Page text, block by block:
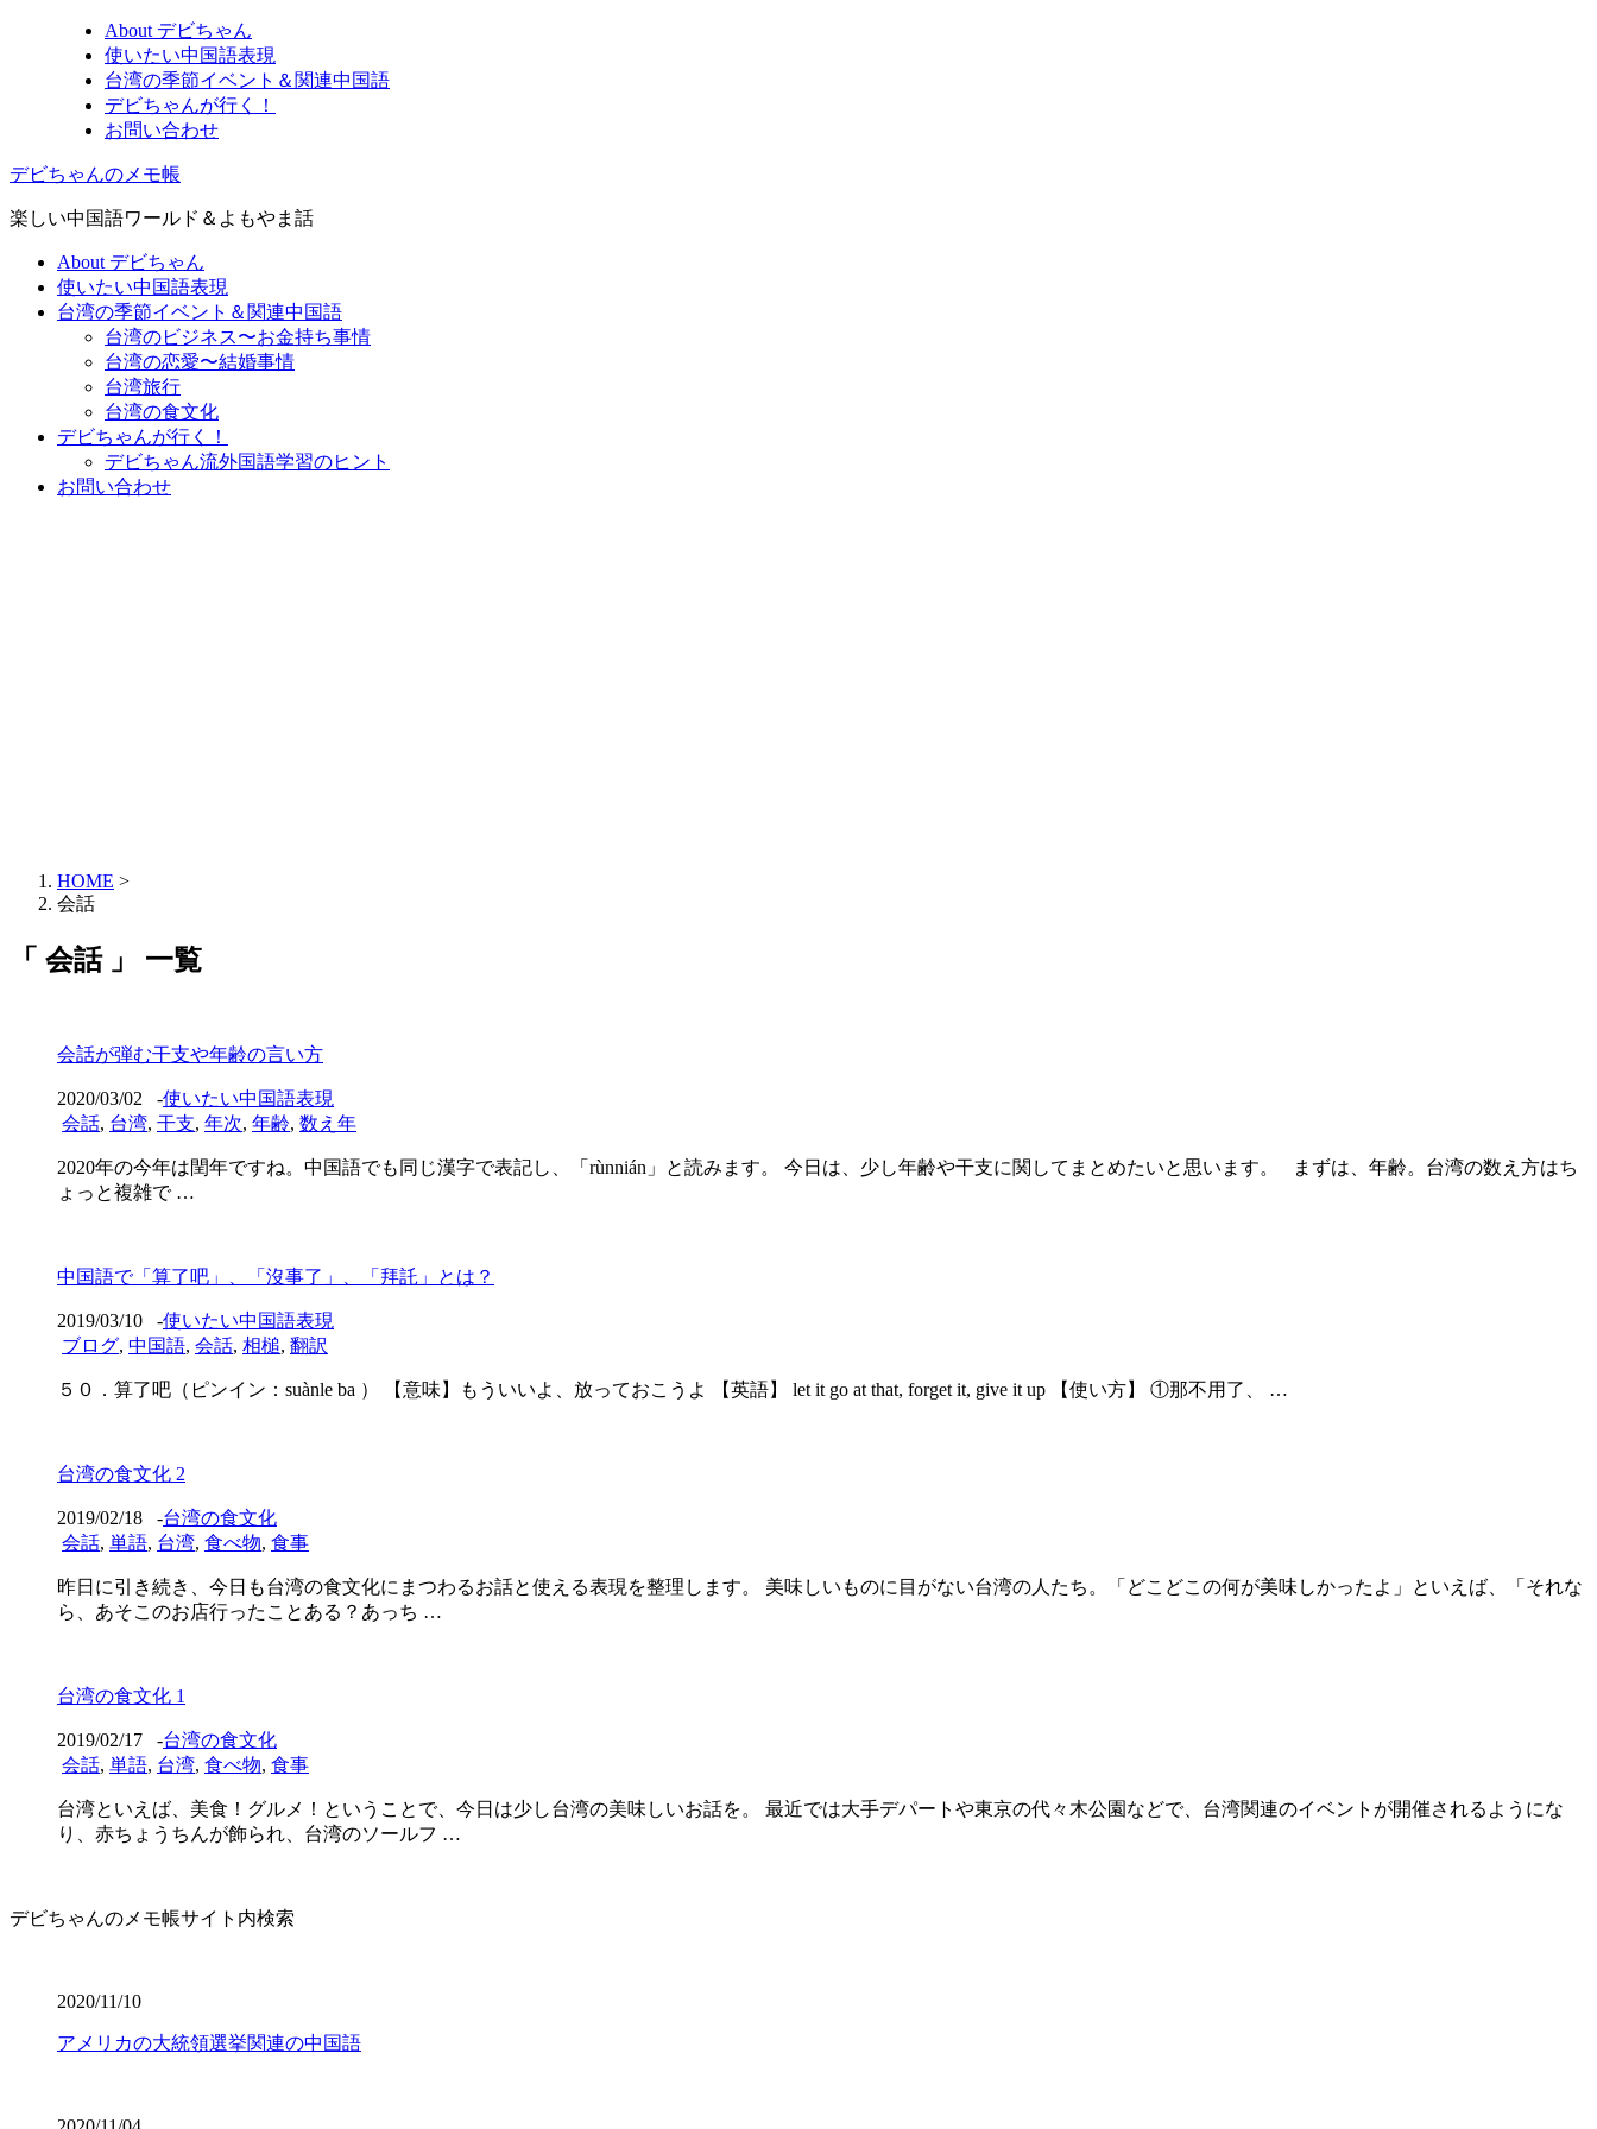
About デビちゃん
使いたい中国語表現
台湾の季節イベント＆関連中国語
デビちゃんが行く！
お問い合わせ
デビちゃんのメモ帳
楽しい中国語ワールド＆よもやま話
About デビちゃん
使いたい中国語表現
台湾の季節イベント＆関連中国語
台湾のビジネス〜お金持ち事情
台湾の恋愛〜結婚事情
台湾旅行
台湾の食文化
デビちゃんが行く！
デビちゃん流外国語学習のヒント
お問い合わせ
HOME >
会話
「 会話 」 一覧
会話が弾む干支や年齢の言い方
2020/03/02 -使いたい中国語表現
会話, 台湾, 干支, 年次, 年齢, 数え年
2020年の今年は閏年ですね。中国語でも同じ漢字で表記し、「rùnnián」と読みます。 今日は、少し年齢や干支に関してまとめたいと思います。 まずは、年齢。台湾の数え方はち
ょっと複雑で …
中国語で「算了吧」、「沒事了」、「拜託」とは？
2019/03/10 -使いたい中国語表現
ブログ, 中国語, 会話, 相槌, 翻訳
５０．算了吧（ピンイン：suànle ba ） 【意味】もういいよ、放っておこうよ 【英語】 let it go at that, forget it, give it up 【使い方】 ①那不用了、 …
台湾の食文化 2
2019/02/18 -台湾の食文化
会話, 単語, 台湾, 食べ物, 食事
昨日に引き続き、今日も台湾の食文化にまつわるお話と使える表現を整理します。 美味しいものに目がない台湾の人たち。「どこどこの何が美味しかったよ」といえば、「それな
ら、あそこのお店行ったことある？あっち …
台湾の食文化 1
2019/02/17 -台湾の食文化
会話, 単語, 台湾, 食べ物, 食事
台湾といえば、美食！グルメ！ということで、今日は少し台湾の美味しいお話を。 最近では大手デパートや東京の代々木公園などで、台湾関連のイベントが開催されるようにな
り、赤ちょうちんが飾られ、台湾のソールフ …
デビちゃんのメモ帳サイト内検索
2020/11/10
アメリカの大統領選挙関連の中国語